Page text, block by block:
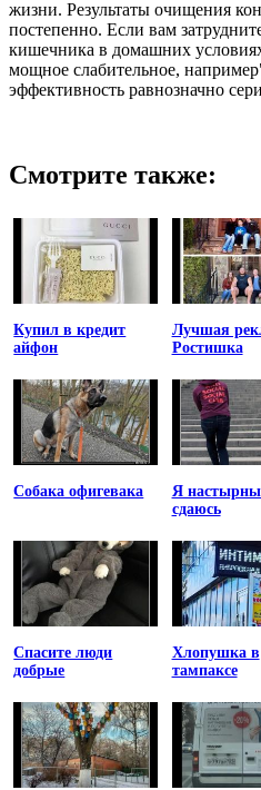
жизни. Результаты очищения
постепенно. Если вам
кишечника в домашних
мощное слабительное,
эффективность равнозначно
Смотрите также:
Купил в кредит
айфон
Лучшая
Ростишка
Собака офигевака
Я
сдаюсь
Спасите люди
добрые
Хлопушка в
тампаксе